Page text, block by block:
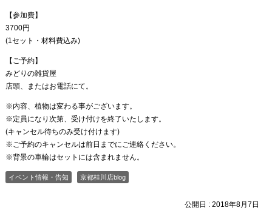
【参加費】
3700円
(1セット・材料費込み)
【ご予約】
みどりの雑貨屋
店頭、またはお電話にて。
※内容、植物は変わる事がございます。
※定員になり次第、受け付けを終了いたします。
(キャンセル待ちのみ受け付けます)
※ご予約のキャンセルは前日までにご連絡ください。
※背景の車輪はセットには含まれません。
イベント情報・告知 京都桂川店blog
公開日 :2018年8月7日